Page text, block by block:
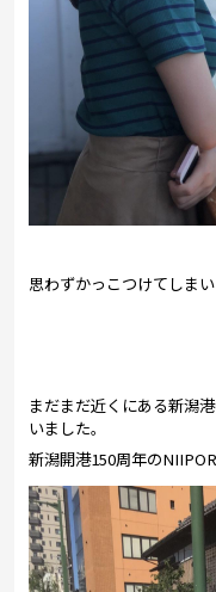
思わずかっこつけてしま
まだまだ近くにある新潟
いました。
新潟開港150周年の